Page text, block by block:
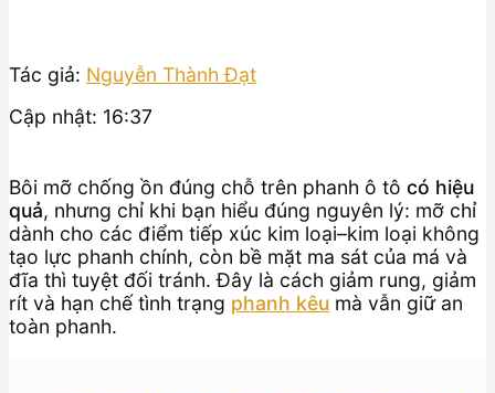
Tác giả: Nguyễn Thành Đạt
Cập nhật: 16:37
Bôi mỡ chống ồn đúng chỗ trên phanh ô tô có hiệu
quả, nhưng chỉ khi bạn hiểu đúng nguyên lý: mỡ chỉ
dành cho các điểm tiếp xúc kim loại–kim loại không
tạo lực phanh chính, còn bề mặt ma sát của má và
đĩa thì tuyệt đối tránh. Đây là cách giảm rung, giảm
rít và hạn chế tình trạng phanh kêu mà vẫn giữ an
toàn phanh.